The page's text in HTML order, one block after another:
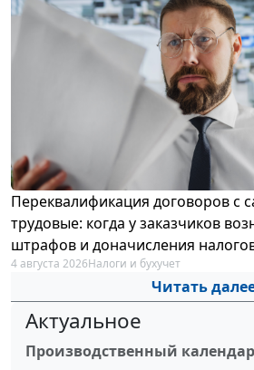
Переквалификация договоров с
трудовые: когда у заказчиков
штрафов и доначисления
4 августа 2026Налоги и бухучет
Читать
Актуальное
Производственный